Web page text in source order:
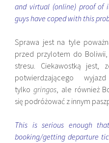
and virtual (online) proof of
guys have coped with this
Sprawa jest na tyle
przed przylotem do
stresu. Ciekawostką jest,
potwierdzającego
tylkogringos, ale również
się podróżować z innym
This is serious enough
booking/getting departure